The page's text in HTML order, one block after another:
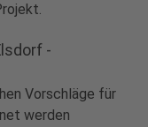
-
Vorschläge für
werden